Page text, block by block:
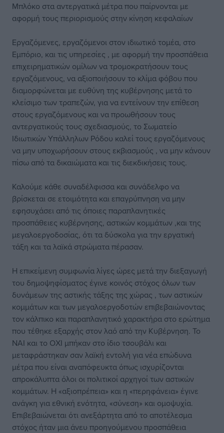
Μπλόκο στα αντεργατικά μέτρα που παίρνονται με
αφορμή τους περιορισμούς στην κίνηση κεφαλαίων
Εργαζόμενες, εργαζόμενοι στον ιδιωτικό τομέα, στο
Εμπόριο, και τις υπηρεσίες , με αφορμή την προσπάθεια
επιχειρηματικών ομίλων να τρομοκρατήσουν τους
εργαζόμενους, να αξιοποιήσουν το κλίμα φόβου που
διαμορφώνεται με ευθύνη της κυβέρνησης μετά το
κλείσιμο των τραπεζών, για να εντείνουν την επίθεση
στους εργαζόμενους και να προωθήσουν τους
αντεργατικούς τους σχεδιασμούς, το Σωματείο
Ιδιωτικών Υπάλληλων Ρόδου καλεί τους εργαζόμενους
να μην υποχωρήσουν στους εκβιασμούς , να μην κάνουν
πίσω από τα δικαιώματα και τις διεκδικήσεις τους.
Καλούμε κάθε συναδέλφισσα και συνάδελφο να
βρίσκεται σε ετοιμότητα και επαγρύπνηση να μην
εφησυχάσει από τις όποιες παραπλανητικές
προσπάθειες κυβέρνησης, αστικών κομμάτων ,και της
μεγαλοεργοδοσίας, ότι τα δύσκολα για την εργατική
τάξη και τα λαϊκά στρώματα πέρασαν.
Η επικείμενη συμφωνία λίγες ώρες μετά την διεξαγωγή
του δημοψηφίσματος έγινε κοινός στόχος όλων των
δυνάμεων της αστικής τάξης της χώρας , των αστικών
κομμάτων και των μεγαλοεργοδοτών επιβεβαιώνοντας
τον κάλπικο και παραπλανητικό χαρακτήρα στο ερώτημα
που τέθηκε εξαρχής στον λαό από την Κυβέρνηση. Το
ΝΑΙ και το ΟΧΙ μπήκαν στο ίδιο τσουβάλι και
μεταφράστηκαν σαν λαϊκή εντολή για νέα επώδυνα
μέτρα που είναι αναπόφευκτα όπως ισχυρίζονται
απροκάλυπτα όλοι οι πολιτικοί αρχηγοί των αστικών
κομμάτων. Η «αξιοπρέπεια» και η «περηφάνεια» έγινε
ανάγκη για εθνική ενότητα, «σύνεση» και ομοψυχία.
Επιβεβαιώνεται ότι ανεξάρτητα από το αποτέλεσμα
στόχος ήταν μια άνευ προηγούμενου προσπάθεια